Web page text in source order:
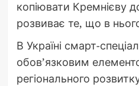
копіювати Кремнієву
розвиває те, що в
В Україні смарт-
обов’язковим
регіонального